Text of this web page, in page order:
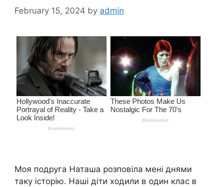
February 15, 2024 by admin
Моя подруга Наташа розповіла мені днями
таку історію. Наші діти ходили в один клас в